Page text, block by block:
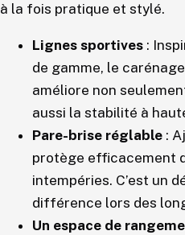
à la fois pratique et stylé.
Lignes sportives :
de gamme, le
améliore non
aussi la stabilité à
Pare-brise réglable :
protège efficacement
intempéries. C’est un
différence lors des
Un espace de